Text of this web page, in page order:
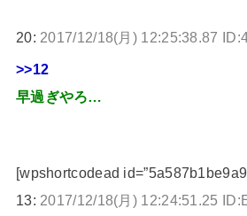
20: 2017/12/18(月) 12:25:38.87
>>12
早過ぎやろ…
[wpshortcodead
13: 2017/12/18(月) 12:24:51.25